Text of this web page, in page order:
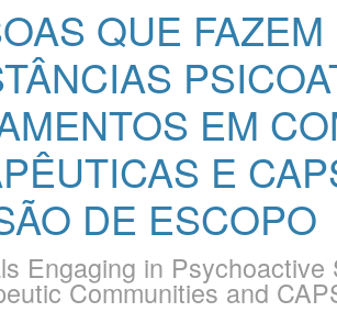
QUE
EM
E
DE ESCOPO
Engaging in
Communities and